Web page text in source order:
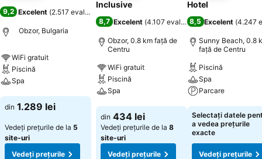
9,2 Excelent (2.517 evaluări
Obzor, Bulgaria
WiFi gratuit
Piscină
Spa
Vedeți prețurile
din 1.289 lei
Vedeți prețurile de la 5
site-uri
Vedeți prețurile
Inclusive
8,7 Excelent (4.107 evaluări)
Obzor, 0.8 km faţă de
Centru
WiFi gratuit
Piscină
Spa
Vedeți prețurile
din 434 lei
Vedeți prețurile de la 8
site-uri
Vedeți prețurile
Hotel
8,5 Excelent (4.247
Sunny Beach, 0.8
faţă de Centru
Piscină
Spa
Parcare
Vedeți prețurile
Selectați datele
a vedea prețurile
exacte
Vedeți prețurile